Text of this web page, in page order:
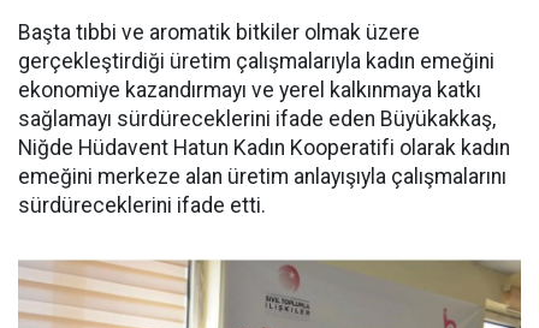
Başta tıbbi ve aromatik bitkiler olmak üzere
gerçekleştirdiği üretim çalışmalarıyla kadın emeğini
ekonomiye kazandırmayı ve yerel kalkınmaya katkı
sağlamayı sürdüreceklerini ifade eden Büyükakkaş,
Niğde Hüdavent Hatun Kadın Kooperatifi olarak kadın
emeğini merkeze alan üretim anlayışıyla çalışmalarını
sürdüreceklerini ifade etti.